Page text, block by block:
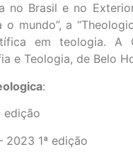
no Brasil e no
mundo”, a
em teologia. A
e Teologia, de Belo
:
edição
2023 1ª edição